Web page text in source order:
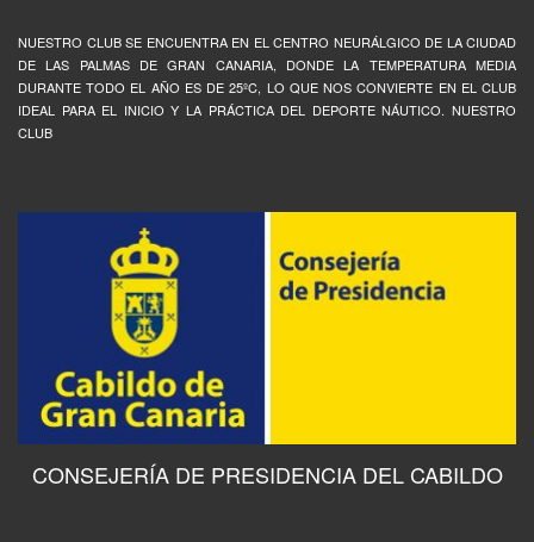
NUESTRO CLUB SE ENCUENTRA EN EL CENTRO NEURÁLGICO DE LA CIUDAD
DE LAS PALMAS DE GRAN CANARIA, DONDE LA TEMPERATURA MEDIA
DURANTE TODO EL AÑO ES DE 25ºC, LO QUE NOS CONVIERTE EN EL CLUB
IDEAL PARA EL INICIO Y LA PRÁCTICA DEL DEPORTE NÁUTICO. NUESTRO
CLUB
CONSEJERÍA DE PRESIDENCIA DEL CABILDO